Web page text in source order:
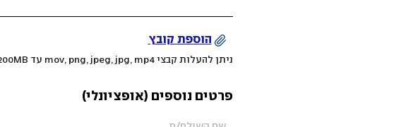
הוספת קובץ
ניתן להעלות קבצי mov, png, jpeg, jpg, mp4 עד 200MB
פרטים נוספים (אופציונלי)